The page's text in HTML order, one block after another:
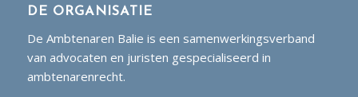
DE ORGANISATIE
De Ambtenaren Balie is een samenwerkingsverband
van advocaten en juristen gespecialiseerd in
ambtenarenrecht.